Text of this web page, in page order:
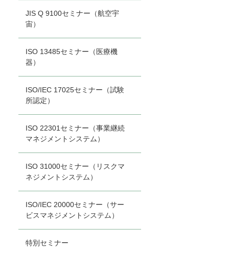
JIS Q 9100セミナー（航空宇
宙）
ISO 13485セミナー（医療機
器）
ISO/IEC 17025セミナー（試験
所認定）
ISO 22301セミナー（事業継続
マネジメントシステム）
ISO 31000セミナー（リスクマ
ネジメントシステム）
ISO/IEC 20000セミナー（サー
ビスマネジメントシステム）
特別セミナー